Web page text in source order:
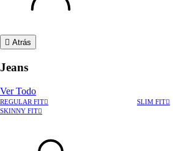
Atrás
Jeans
Ver Todo
REGULAR FIT
SLIM FIT
SKINNY FIT